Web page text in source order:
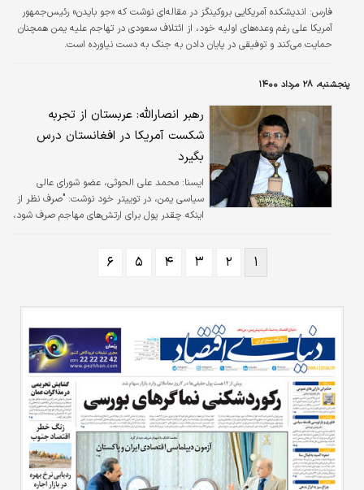
فارس: اندیشکده آمریکایی بروکینگز در مقاله‌ای نوشت که «جو بایدن» رئیس‌جمهور
آمریکا علی رغم وعده‌های اولیه خود، از ائتلاف سعودی در تهاجم علیه یمن همچنان
حمایت می‌کند و توفیقی در پایان دادن به جنگ به دست نیاورده است.
پنجشنبه، ۲۸ مرداد ۱۴۰۰
رهبر انصارالله: عربستان از تجربه
شکست آمریکا در افغانستان درس
بگیرد
ايسنا: محمد علی الحوثی، عضو شورای عالی
سیاسی یمن، در توییتر خود نوشت: "صرف نظر از
اینکه چقدر پول برای ارتش‌های مهاجم صرف شود،
۱ ۲ ۳ ۴ ۵ ۶